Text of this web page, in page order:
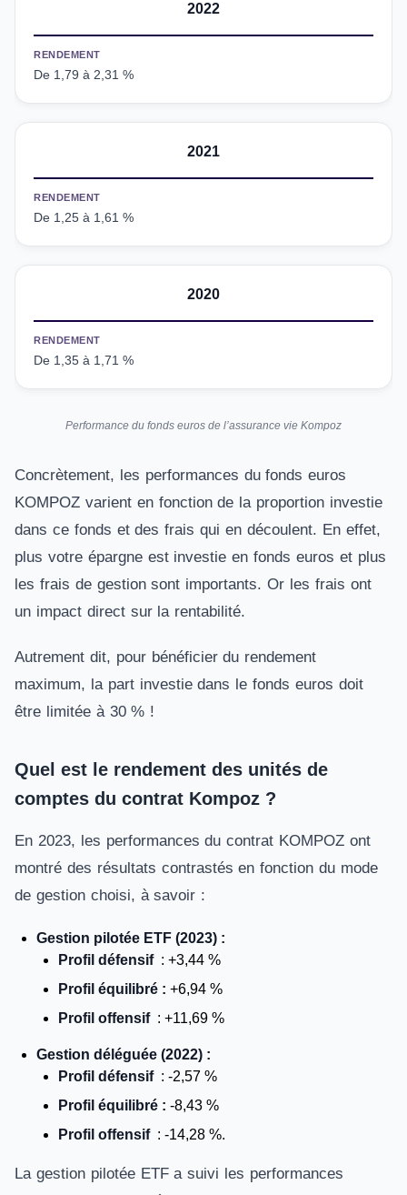
2022
RENDEMENT
De 1,79 à 2,31 %
2021
RENDEMENT
De 1,25 à 1,61 %
2020
RENDEMENT
De 1,35 à 1,71 %
Performance du fonds euros de l’assurance vie Kompoz
Concrètement, les performances du fonds euros
KOMPOZ varient en fonction de la proportion investie
dans ce fonds et des frais qui en découlent. En effet,
plus votre épargne est investie en fonds euros et plus
les frais de gestion sont importants. Or les frais ont
un impact direct sur la rentabilité.
Autrement dit, pour bénéficier du rendement
maximum, la part investie dans le fonds euros doit
être limitée à 30 % !
Quel est le rendement des unités de
comptes du contrat Kompoz ?
En 2023, les performances du contrat KOMPOZ ont
montré des résultats contrastés en fonction du mode
de gestion choisi, à savoir :
Gestion pilotée ETF (2023) :
Profil défensif : +3,44 %
Profil équilibré : +6,94 %
Profil offensif : +11,69 %
Gestion déléguée (2022) :
Profil défensif : -2,57 %
Profil équilibré : -8,43 %
Profil offensif : -14,28 %.
La gestion pilotée ETF a suivi les performances